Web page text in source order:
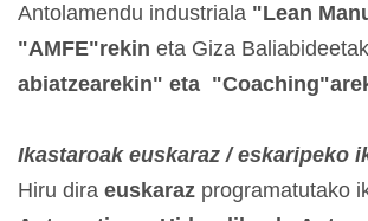
Antolamendu industriala "Lean
"AMFE"rekin eta Giza
abiatzearekin" eta
Ikastaroak euskaraz / eskaripeko
Hiru dira euskaraz programatutako